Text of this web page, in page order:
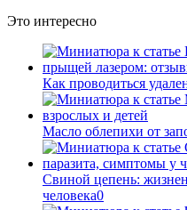
Это интересно
Как проводиться
Масло облепихи от
Свиной цепень:
человека0